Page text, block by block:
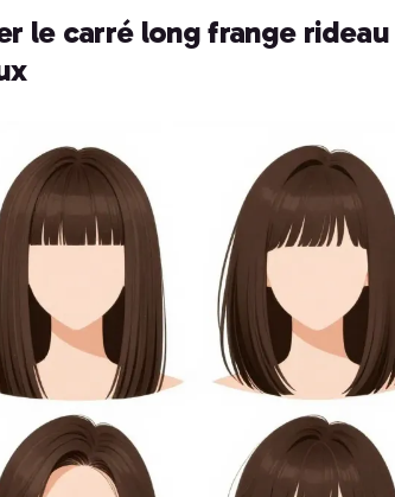
le carré long frange